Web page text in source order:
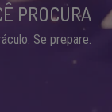
PROCURA
Se prepare.